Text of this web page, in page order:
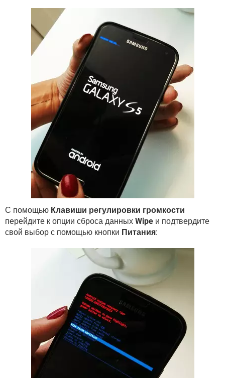
С помощью Клавиши регулировки громкости
перейдите к опции сброса данных Wipe и подтвердите
свой выбор с помощью кнопки Питания: